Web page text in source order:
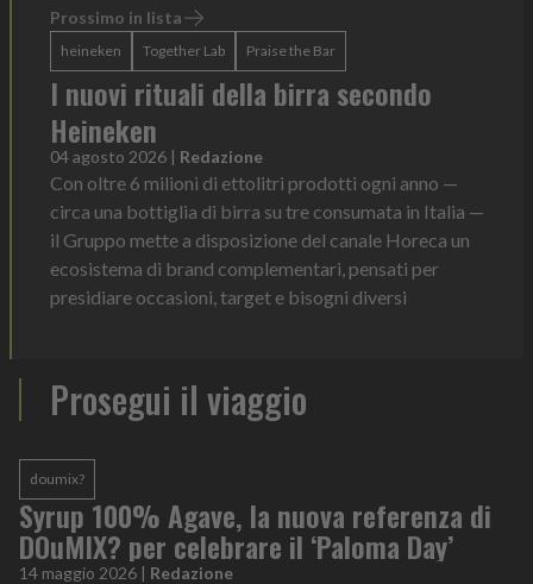
Prossimo in lista
heineken Together Lab Praise the Bar
I nuovi rituali della birra secondo
Heineken
04 agosto 2026 | Redazione
Con oltre 6 milioni di ettolitri prodotti ogni anno —
circa una bottiglia di birra su tre consumata in Italia —
il Gruppo mette a disposizione del canale Horeca un
ecosistema di brand complementari, pensati per
presidiare occasioni, target e bisogni diversi
Prosegui il viaggio
doumix?
Syrup 100% Agave, la nuova referenza di
DOuMIX? per celebrare il ‘Paloma Day’
14 maggio 2026 | Redazione